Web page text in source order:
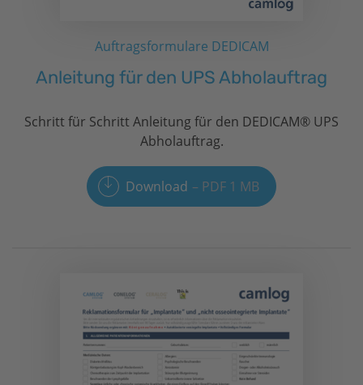
Auftragsformulare DEDICAM
Anleitung für den UPS Abholauftrag
Schritt für Schritt Anleitung für den DEDICAM® UPS
Abholauftrag.
Download PDF 1 MB